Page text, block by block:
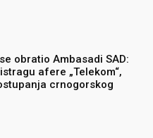
obratio Ambasadi SAD:
afere „Telekom“,
crnogorskog